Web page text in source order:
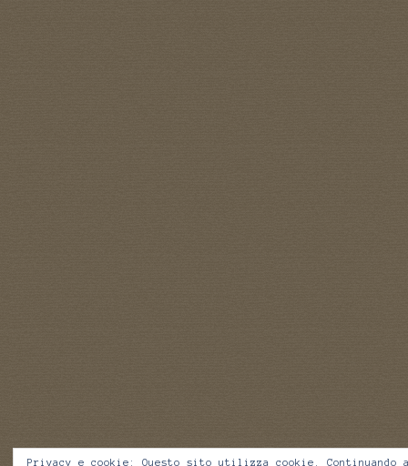
Privacy e cookie: Questo sito utilizza cookie.